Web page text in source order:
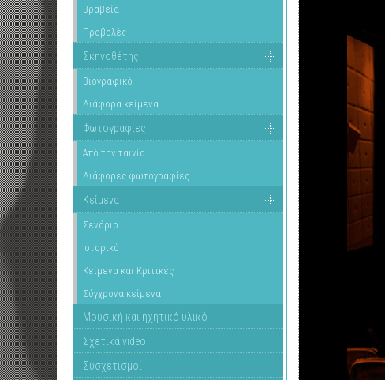
Βραβεία
Προβολές
Σκηνοθέτης
Βιογραφικό
Διάφορα κείμενα
Φωτογραφίες
Από την ταινία
Διάφορες φωτογραφίες
Κείμενα
Σενάριο
Ιστορικό
Κείμενα και Κριτικές
Σύγχρονα κείμενα
Μουσική και ηχητικό υλικό
Σχετικά video
Συσχετισμοί